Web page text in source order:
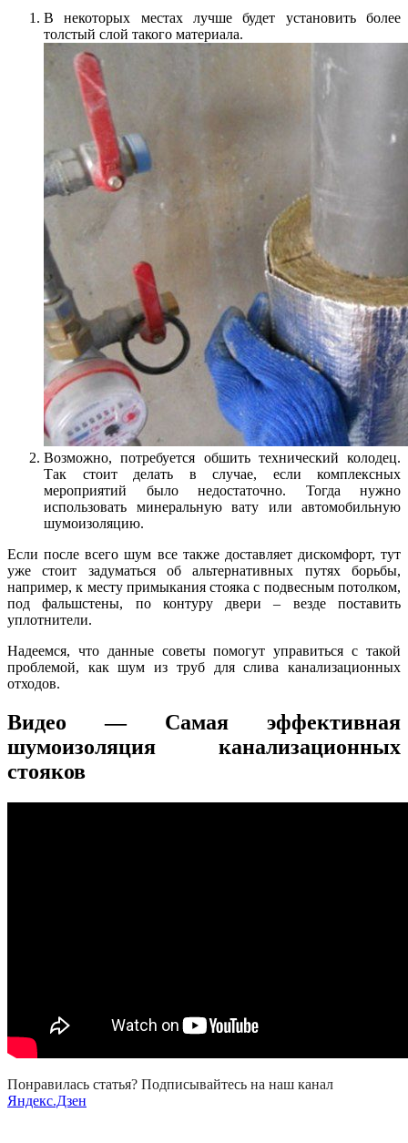
В некоторых местах лучше будет установить более
толстый слой такого материала.
Возможно, потребуется обшить технический колодец.
Так стоит делать в случае, если комплексных
мероприятий было недостаточно. Тогда нужно
использовать минеральную вату или автомобильную
шумоизоляцию.
Если после всего шум все также доставляет дискомфорт, тут
уже стоит задуматься об альтернативных путях борьбы,
например, к месту примыкания стояка с подвесным потолком,
под фальшстены, по контуру двери – везде поставить
уплотнители.
Надеемся, что данные советы помогут управиться с такой
проблемой, как шум из труб для слива канализационных
отходов.
Видео — Самая эффективная
шумоизоляция канализационных
стояков
Понравилась статья? Подписывайтесь на наш канал
Яндекс.Дзен